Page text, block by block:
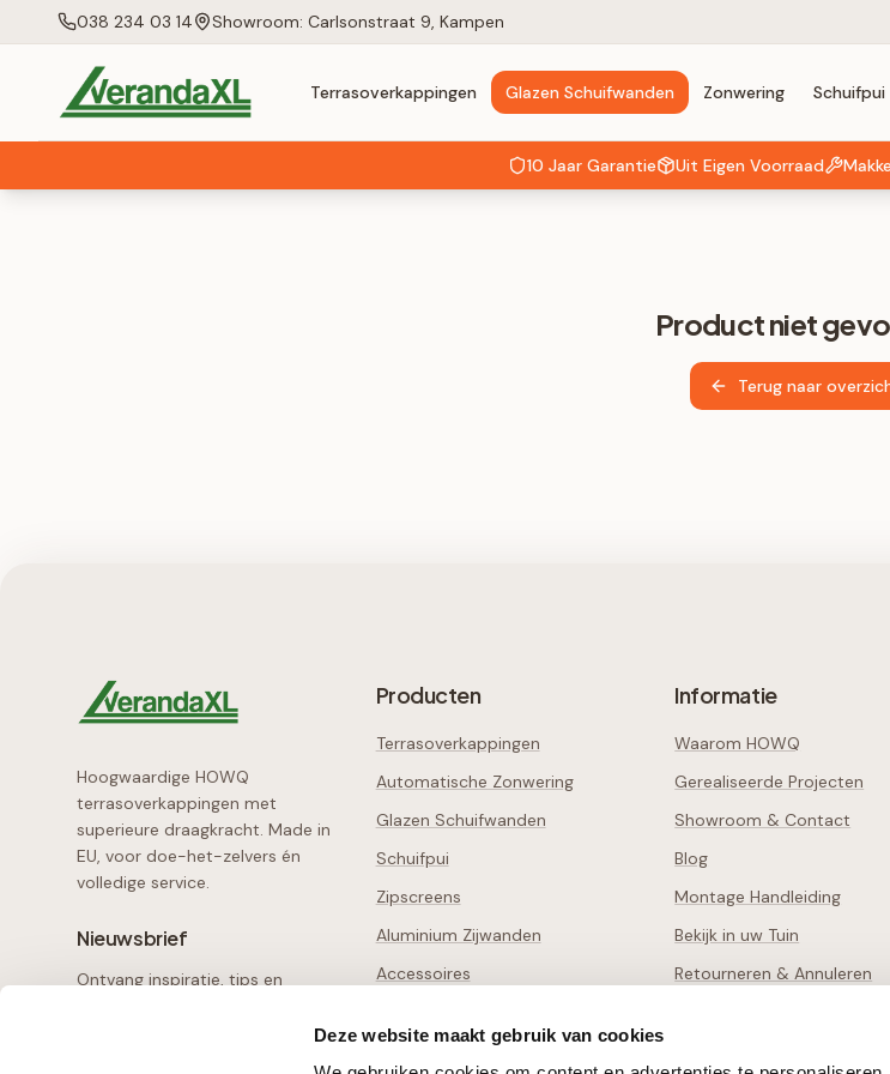
Deze website maakt gebruik van cookies
038 234 03 14 Showroom: Carlsonstraat 9, Kampen
Terrasoverkappingen Glazen Schuifwanden Zonwering Schuifpui
10 Jaar Garantie Uit Eigen Voorraad
Product niet
Terug naar
Hoogwaardige HOWQ
terrasoverkappingen met
superieure draagkracht. Made in
EU, voor doe-het-zelvers én
volledige service.
Nieuwsbrief
Ontvang inspiratie, tips en
Producten
Terrasoverkappingen
Automatische Zonwering
Glazen Schuifwanden
Schuifpui
Zipscreens
Aluminium Zijwanden
Accessoires
Informatie
Waarom HOWQ
Gerealiseerde Projecten
Showroom & Contact
Blog
Montage Handleiding
Bekijk in uw Tuin
Retourneren & Annuleren